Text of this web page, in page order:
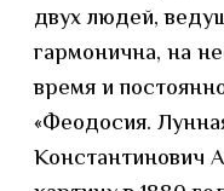
двух людей,
гармонична, на
время и
«Феодосия.
Константинович